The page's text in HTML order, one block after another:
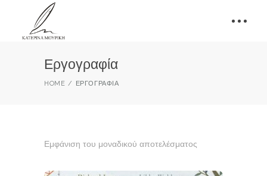
Εργογραφία
HOME ΕΡΓΟΓΡΑΦΊΑ
Εμφάνιση του μοναδικού αποτελέσματος